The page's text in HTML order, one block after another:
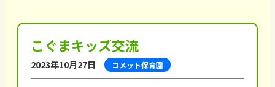
こぐまキッズ交流
2023年10月27日 コメット保育園